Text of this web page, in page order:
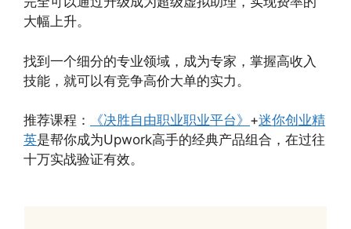
大幅上升。
找到一个细分的专业领域，成为专家，掌握高收入
技能，就可以有竞争高价大单的实力。
推荐课程： 《决胜自由职业职业平台》 +迷你创业精
英是帮你成为Upwork高手的经典产品组合，在过往
十万实战验证有效。